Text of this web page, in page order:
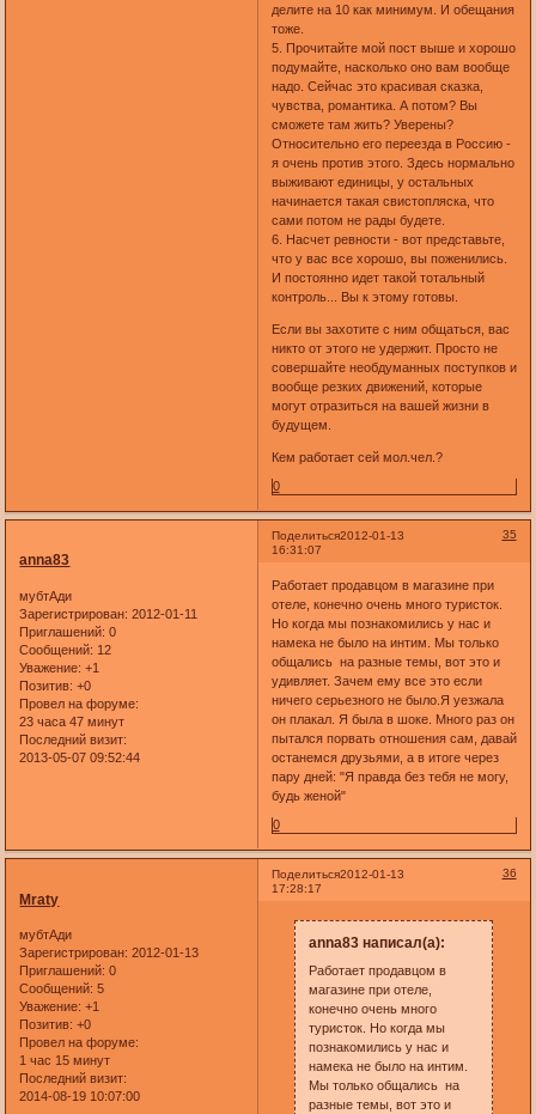
делите на 10 как минимум. И обещания
тоже.
5. Прочитайте мой пост выше и хорошо
подумайте, насколько оно вам вообще
надо. Сейчас это красивая сказка,
чувства, романтика. А потом? Вы
сможете там жить? Уверены?
Относительно его переезда в Россию -
я очень против этого. Здесь нормально
выживают единицы, у остальных
начинается такая свистопляска, что
сами потом не рады будете.
6. Насчет ревности - вот представьте,
что у вас все хорошо, вы поженились.
И постоянно идет такой тотальный
контроль... Вы к этому готовы.
Если вы захотите с ним общаться, вас
никто от этого не удержит. Просто не
совершайте необдуманных поступков и
вообще резких движений, которые
могут отразиться на вашей жизни в
будущем.
Кем работает сей мол.чел.?
0
Поделиться 35
2012-01-13
16:31:07
anna83
мубтАди
Зарегистрирован: 2012-01-11
Приглашений: 0
Сообщений: 12
Уважение: +1
Позитив: +0
Провел на форуме:
23 часа 47 минут
Последний визит:
2013-05-07 09:52:44
Работает продавцом в магазине при
отеле, конечно очень много туристок.
Но когда мы познакомились у нас и
намека не было на интим. Мы только
общались на разные темы, вот это и
удивляет. Зачем ему все это если
ничего серьезного не было.Я уезжала
он плакал. Я была в шоке. Много раз он
пытался порвать отношения сам, давай
останемся друзьями, а в итоге через
пару дней: "Я правда без тебя не могу,
будь женой"
0
Поделиться 36
2012-01-13
17:28:17
Mraty
мубтАди
Зарегистрирован: 2012-01-13
Приглашений: 0
Сообщений: 5
Уважение: +1
Позитив: +0
Провел на форуме:
1 час 15 минут
Последний визит:
2014-08-19 10:07:00
anna83 написал(а):
Работает продавцом в
магазине при отеле,
конечно очень много
туристок. Но когда мы
познакомились у нас и
намека не было на интим.
Мы только общались на
разные темы, вот это и